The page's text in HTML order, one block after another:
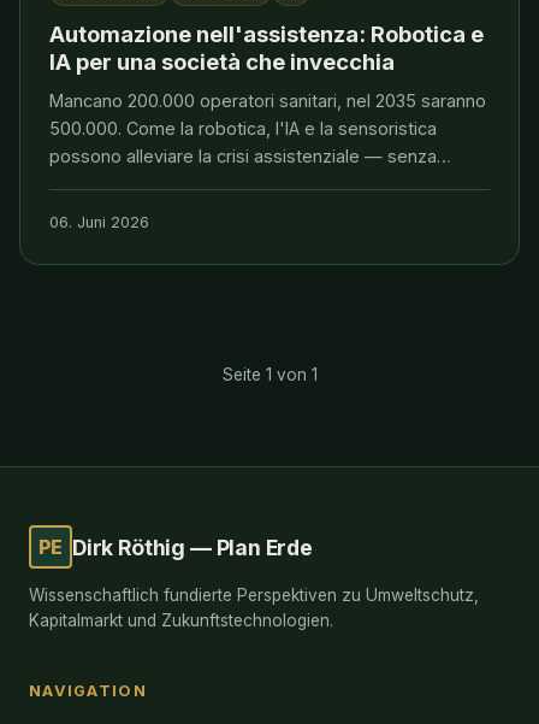
Automazione nell'assistenza: Robotica e
IA per una società che invecchia
Mancano 200.000 operatori sanitari, nel 2035 saranno
500.000. Come la robotica, l'IA e la sensoristica
possono alleviare la crisi assistenziale — senza
06. Juni 2026
Seite 1 von 1
PE Dirk Röthig — Plan Erde
Wissenschaftlich fundierte Perspektiven zu Umweltschutz,
Kapitalmarkt und Zukunftstechnologien.
NAVIGATION